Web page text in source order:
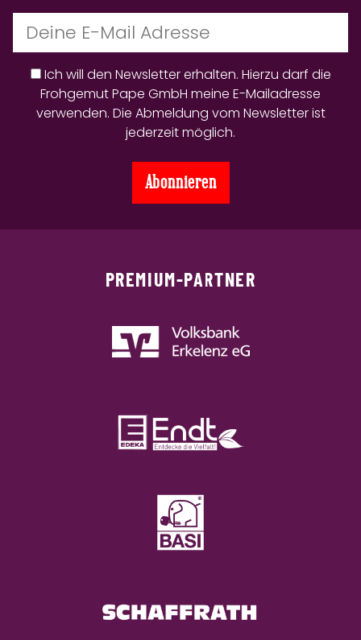
Ich will den Newsletter erhalten. Hierzu darf die
Frohgemut Pape GmbH meine E-Mailadresse
verwenden. Die Abmeldung vom Newsletter ist
jederzeit möglich.
PREMIUM-PARTNER